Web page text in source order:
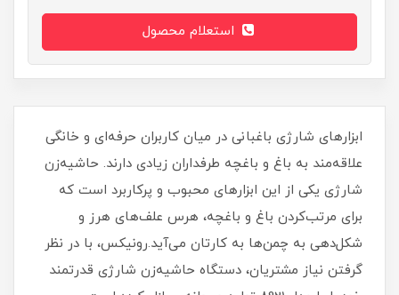
ابزارهای شارژی باغبانی در میان کاربران حرفه‌ای و خانگی
علاقه‌مند به باغ و باغچه طرفداران زیادی دارند. حاشیه‌زن
شارژی یکی از این ابزارهای محبوب و پرکاربرد است که
برای مرتب‌کردن باغ و باغچه، هرس علف‌های هرز و
شکل‌دهی به چمن‌ها به کارتان می‌آید.رونیکس، با در نظر
گرفتن نیاز مشتریان، دستگاه حاشیه‌زن شارژی قدرتمند